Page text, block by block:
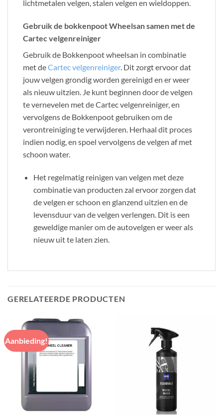
lichtmetalen velgen, stalen velgen en wieldoppen.
Gebruik de bokkenpoot Wheelsan samen met de
Cartec velgenreiniger
Gebruik de Bokkenpoot wheelsan in combinatie
met deCartec velgenreiniger. Dit zorgt ervoor dat
jouw velgen grondig worden gereinigd en er weer
als nieuw uitzien. Je kunt beginnen door de velgen
te vernevelen met de Cartec velgenreiniger, en
vervolgens de Bokkenpoot gebruiken om de
verontreiniging te verwijderen. Herhaal dit proces
indien nodig, en spoel vervolgens de velgen af met
schoon water.
Het regelmatig reinigen van velgen met deze
combinatie van producten zal ervoor zorgen dat
de velgen er schoon en glanzend uitzien en de
levensduur van de velgen verlengen. Dit is een
geweldige manier om de autovelgen er weer als
nieuw uit te laten zien.
GERELATEERDE PRODUCTEN
Aanbieding!